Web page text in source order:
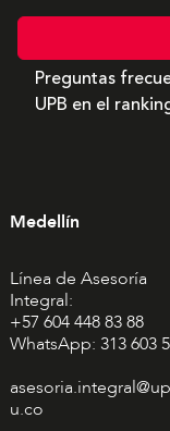
Preguntas
UPB en el
Medellín
Línea de Asesoría
Integral:
+57 604 448 83 88
WhatsApp: 313 603
u.co